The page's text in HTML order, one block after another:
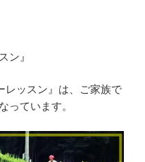
ン』
レッスン』は、ご家族で
っています。